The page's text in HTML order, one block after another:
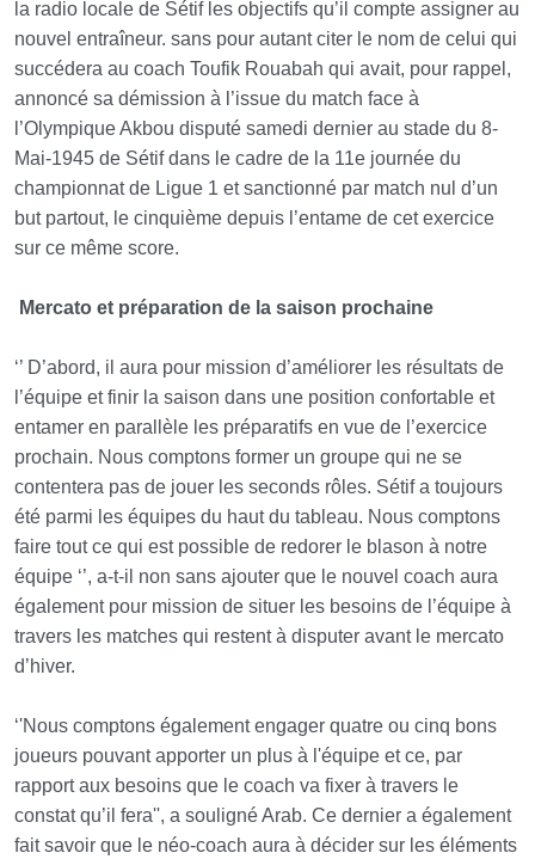
la radio locale de Sétif les objectifs qu’il compte assigner au
nouvel entraîneur. sans pour autant citer le nom de celui qui
succédera au coach Toufik Rouabah qui avait, pour rappel,
annoncé sa démission à l’issue du match face à
l’Olympique Akbou disputé samedi dernier au stade du 8-
Mai-1945 de Sétif dans le cadre de la 11e journée du
championnat de Ligue 1 et sanctionné par match nul d’un
but partout, le cinquième depuis l’entame de cet exercice
sur ce même score.
Mercato et préparation de la saison prochaine
‘’ D’abord, il aura pour mission d’améliorer les résultats de
l’équipe et finir la saison dans une position confortable et
entamer en parallèle les préparatifs en vue de l’exercice
prochain. Nous comptons former un groupe qui ne se
contentera pas de jouer les seconds rôles. Sétif a toujours
été parmi les équipes du haut du tableau. Nous comptons
faire tout ce qui est possible de redorer le blason à notre
équipe ‘’, a-t-il non sans ajouter que le nouvel coach aura
également pour mission de situer les besoins de l’équipe à
travers les matches qui restent à disputer avant le mercato
d’hiver.
‘'Nous comptons également engager quatre ou cinq bons
joueurs pouvant apporter un plus à l'équipe et ce, par
rapport aux besoins que le coach va fixer à travers le
constat qu’il fera'', a souligné Arab. Ce dernier a également
fait savoir que le néo-coach aura à décider sur les éléments